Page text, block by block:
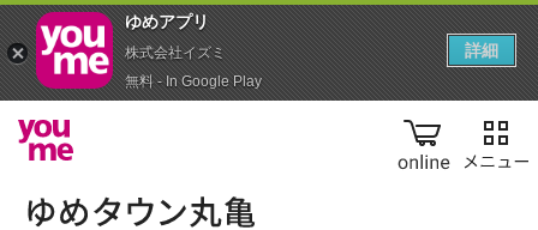
online
ゆめアプ‪リ‬
株式会社イズミ
無料 - In Google Play
詳細